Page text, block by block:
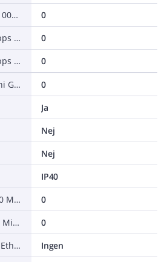
Antal portar 10/100/1000 Mbps RJ45
0
Antal portar 1000 Mbps GBIC
0
Antal portar 1000 Mbps Mini GBIC
0
Antal portar RJ45/Mini GBIC kombinationsportar
0
Ja
Nej
Nej
IP40
Antal portar 100/1000 Mbps Mini GBIC
0
Antal portar 10 Gbps Mini GBIC
0
Strömförsörjning via Ethernet (PoE)
Ingen